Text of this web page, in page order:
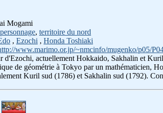
Mogami
personnage, territoire du nord
, Ezochi , Honda Toshiaki
www.marimo.or.jp/~nmcinfo/mugenko/p05/
d'Ezochi, actuellement Hokkaido, Sakhalin et
de géométrie à Tokyo par un mathématicien,
Kuril sud (1786) et Sakhalin sud (1792).